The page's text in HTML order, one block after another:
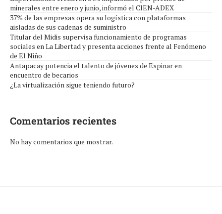
minerales entre enero y junio, informó el CIEN-ADEX
37% de las empresas opera su logística con plataformas
aisladas de sus cadenas de suministro
Titular del Midis supervisa funcionamiento de programas
sociales en La Libertad y presenta acciones frente al Fenómeno
de El Niño
Antapacay potencia el talento de jóvenes de Espinar en
encuentro de becarios
¿La virtualización sigue teniendo futuro?
Comentarios recientes
No hay comentarios que mostrar.